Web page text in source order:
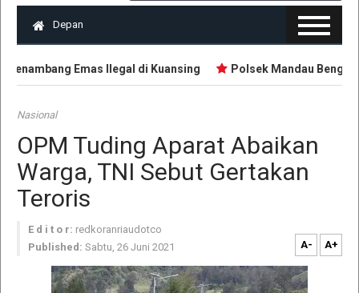
Depan
Emas Ilegal di Kuansing Polsek Mandau
Nasional
OPM Tuding Aparat Abaikan
Warga, TNI Sebut Gertakan
Teroris
E d i t o r: redkoranriaudotco
Published: Sabtu, 26 Juni 2021 A- A+